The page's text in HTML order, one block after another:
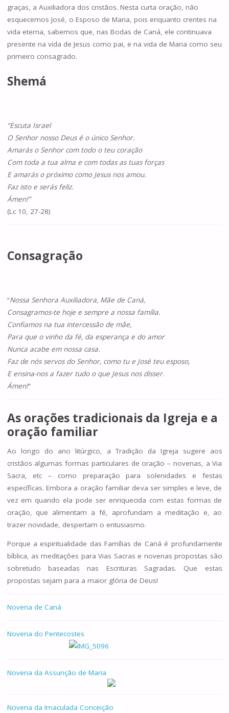
graças, a Auxiliadora dos cristãos. Nesta curta oração, não
esquecemos José, o Esposo de Maria, pois enquanto crentes na
vida eterna, sabemos que, nas Bodas de Caná, ele continuava
presente na vida de Jesus como pai, e na vida de Maria como seu
primeiro consagrado.
Shemá
“Escuta Israel
O Senhor nosso Deus é o único Senhor.
Amarás o Senhor com todo o teu coração
Com toda a tua alma e com todas as tuas forças
E amarás o próximo como Jesus nos amou.
Faz isto e serás feliz.
Ámen!”
(Lc 10, 27-28)
Consagração
“Nossa Senhora Auxiliadora, Mãe de Caná,
Consagramos-te hoje e sempre a nossa família.
Confiamos na tua intercessão de mãe,
Para que o vinho da fé, da esperança e do amor
Nunca acabe em nossa casa.
Faz de nós servos do Senhor, como tu e José teu esposo,
E ensina-nos a fazer tudo o que Jesus nos disser.
Ámen!”
As orações tradicionais da Igreja e a
oração familiar
Ao longo do ano litúrgico, a Tradição da Igreja sugere aos
cristãos algumas formas particulares de oração – novenas, a Via
Sacra, etc – como preparação para solenidades e festas
específicas. Embora a oração familiar deva ser simples e leve, de
vez em quando ela pode ser enriquecida com estas formas de
oração, que alimentam a fé, aprofundam a meditação e, ao
trazer novidade, despertam o entusiasmo.
Porque a espiritualidade das Famílias de Caná é profundamente
bíblica, as meditações para Vias Sacras e novenas propostas são
sobretudo baseadas nas Escrituras Sagradas. Que estas
propostas sejam para a maior glória de Deus!
Novena de Caná
Novena do Pentecostes
Novena da Assunção de Maria
Novena da Imaculada Conceição